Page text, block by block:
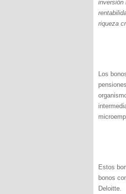
inversión
riqueza
Los
Estos
bonos
Deloitte.